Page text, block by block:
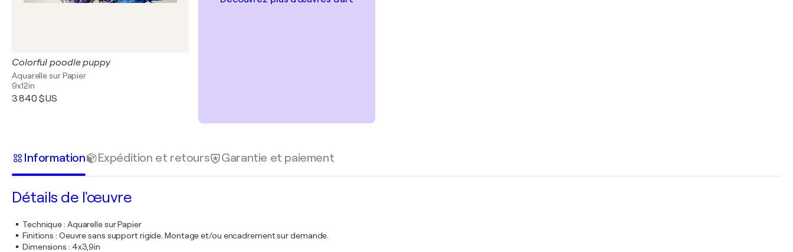
Colorful poodle puppy
Aquarelle sur Papier
9x12in
3 840 $US
Information Expédition et retours Garantie et paiement
Détails de l'œuvre
Technique: Aquarelle sur Papier
Finitions : Oeuvre sans support rigide. Montage et/ou encadrement sur demande.
Dimensions : 4x3,9in